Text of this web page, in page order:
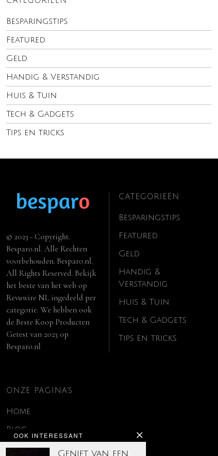
Besparingstips
Featured
Geld
Handig & Verstandig
Huis & Tuin
Tech & Gadgets
Tips en tricks
OOK INTERESSANT
Geniet van een
© 2023 - Copyright.
Besparo.nl. Alle Rechten
voorbehouden. Besparo.nl.
All Rights Reserved. Bekijk
het beste van het web op
Revuwire NL ingedeeld per
categorie. We hebben ook
deBeste Koop Producten
Getest van 2023 op
Besparo.nl
CATEGORIEËN
Besparingstips
Featured
Geld
Handig &
Verstandig
Huis & Tuin
Tech & Gadgets
Tips en tricks
ONZE PAGINA’S
Home
Blog
Contact